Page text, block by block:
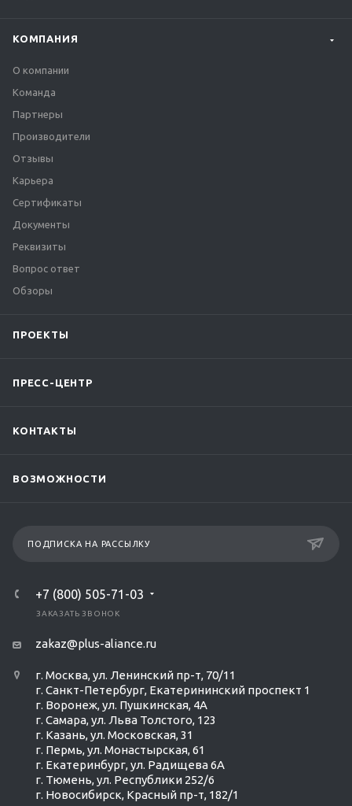
КОМПАНИЯ
О компании
Команда
Партнеры
Производители
Отзывы
Карьера
Сертификаты
Документы
Реквизиты
Вопрос ответ
Обзоры
ПРОЕКТЫ
ПРЕСС-ЦЕНТР
КОНТАКТЫ
ВОЗМОЖНОСТИ
ПОДПИСКА НА РАССЫЛКУ
+7 (800) 505-71-03
ЗАКАЗАТЬ ЗВОНОК
zakaz@plus-aliance.ru
г. Москва, ул. Ленинский пр-т, 70/11
г. Санкт-Петербург, Екатерининский проспект 1
г. Воронеж, ул. Пушкинская, 4А
г. Самара, ул. Льва Толстого, 123
г. Казань, ул. Московская, 31
г. Пермь, ул. Монастырская, 61
г. Екатеринбург, ул. Радищева 6А
г. Тюмень, ул. Республики 252/6
г. Новосибирск, Красный пр-т, 182/1